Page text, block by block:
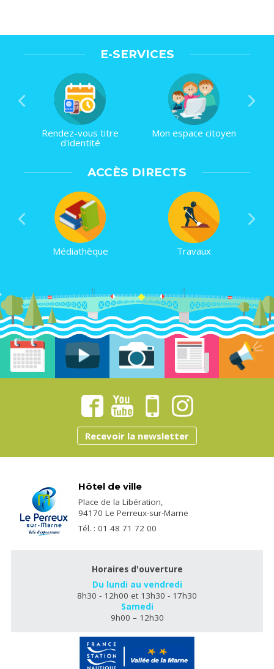
E-SERVICES
Rendez-vous titre
d'identité
Mon espace citoyen
ACCÈS DIRECTS
Médiathèque Travaux
Recevoir la newsletter
Hôtel de ville
Place de la Libération,
94170 Le Perreux-sur-Marne
Tél. : 01 48 71 72 00
Horaires d'ouverture
Du lundi au vendredi
8h30 - 12h00 et 13h30 - 17h30
Samedi
9h00 – 12h30